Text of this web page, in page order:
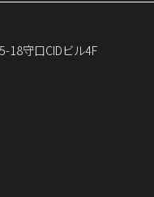
18守口CIDビル4F